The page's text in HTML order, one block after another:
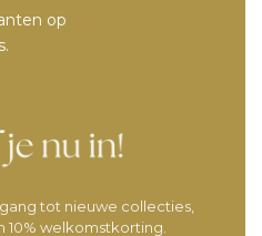
op
tot nieuwe collecties,
10% welkomstkorting.